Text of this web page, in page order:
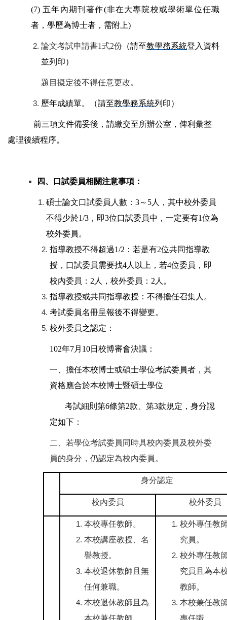
(7) 五年內期刊著作(非在大專院校或學術單位任職
者，學歷為博士者，需附上)
論文考試申請書1式2份 （請至教學務系統登入資料
並列印）
題目擬定後不得任意更改。
歷年成績單。（請至教學務系統列印）
前三項文件備妥後，請繳交至所辦公室，俾利彙整
處理後續程序。
四、口試委員相關注意事項：
碩士論文口試委員人數：3～5人，其中校外委員
不得少於1/3，即3位口試委員中，一定要有1位為
校外委員。
指導教授不得超過1/2：若是有2位共同指導教
授，口試委員需要找4人以上，若4位委員，即
校內委員：2人，校外委員：2人。
指導教授或共同指導教授：不得擔任召集人。
考試委員名冊呈報後不得變更。
校外委員之認定：
102年7月10日校博審會決議：
一、擔任本校博士或碩士學位考試委員者，其
資格應合於本校博士暨碩士學位
考試細則第6條第2款、第3款規定，身分認
定如下：
二、若學位考試委員同時具校內委員及校外委
員的身分，仍認定為校內委員。
身分認定
校內委員 校外委員
本校專任教師。
本校講座教授、名
譽教授。
本校退休教師且無
任何兼職。
本校退休教師且為
本校兼任教師。
校外專任教
究員。
校外專任教
究員且為本
教師。
本校兼任教
專任職。